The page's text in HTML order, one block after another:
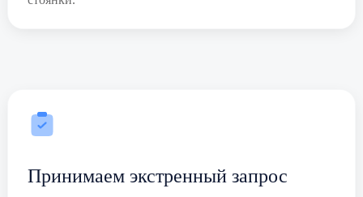
Принимаем экстренный запрос